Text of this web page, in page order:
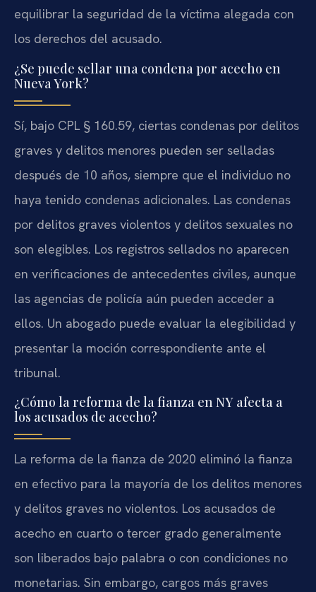
equilibrar la seguridad de la víctima alegada con
los derechos del acusado.
¿Se puede sellar una condena por acecho en
Nueva York?
Sí, bajo CPL § 160.59, ciertas condenas por delitos
graves y delitos menores pueden ser selladas
después de 10 años, siempre que el individuo no
haya tenido condenas adicionales. Las condenas
por delitos graves violentos y delitos sexuales no
son elegibles. Los registros sellados no aparecen
en verificaciones de antecedentes civiles, aunque
las agencias de policía aún pueden acceder a
ellos. Un abogado puede evaluar la elegibilidad y
presentar la moción correspondiente ante el
tribunal.
¿Cómo la reforma de la fianza en NY afecta a
los acusados de acecho?
La reforma de la fianza de 2020 eliminó la fianza
en efectivo para la mayoría de los delitos menores
y delitos graves no violentos. Los acusados de
acecho en cuarto o tercer grado generalmente
son liberados bajo palabra o con condiciones no
monetarias. Sin embargo, cargos más graves